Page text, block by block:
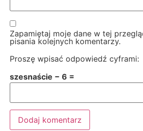
Zapamiętaj moje dane w tej
pisania kolejnych komentarzy.
Proszę wpisać odpowiedź cyframi:
szesnaście − 6 =